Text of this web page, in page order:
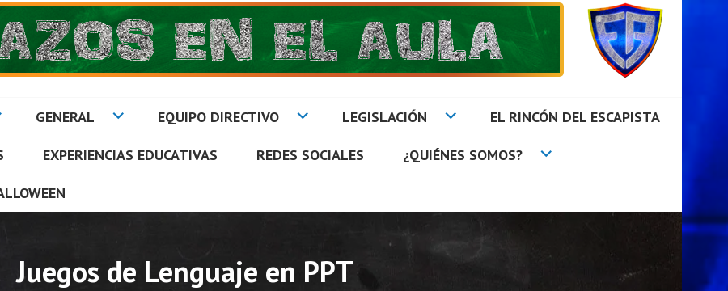
GENERAL EQUIPO DIRECTIVO LEGISLACIÓN EL RINCÓN DEL ESCAPISTA
EXPERIENCIAS EDUCATIVAS REDES SOCIALES ¿QUIÉNES SOMOS?
Juegos de Lenguaje en PPT